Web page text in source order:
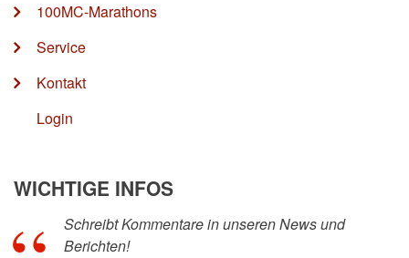
100MC-Marathons
Service
Kontakt
Login
WICHTIGE INFOS
Schreibt Kommentare in unseren News und
Berichten!